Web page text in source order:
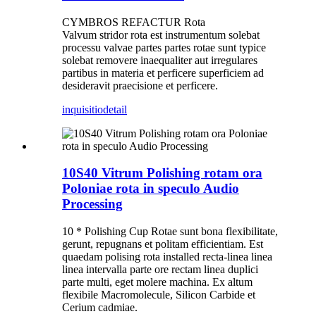
CYMBROS REFACTUR Rota
Valvum stridor rota est instrumentum solebat
processu valvae partes partes rotae sunt typice
solebat removere inaequaliter aut irregulares
partibus in materia et perficere superficiem ad
desideravit praecisione et perficere.
inquisitiodetail
10S40 Vitrum Polishing rotam ora
Poloniae rota in speculo Audio
Processing
10 * Polishing Cup Rotae sunt bona flexibilitate,
gerunt, repugnans et politam efficientiam. Est
quaedam polising rota installed recta-linea linea
linea intervalla parte ore rectam linea duplici
parte multi, eget molere machina. Ex altum
flexibile Macromolecule, Silicon Carbide et
Cerium cadmiae.